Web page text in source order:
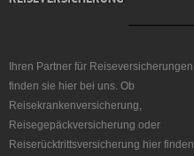
Ihren Partner für Reiseversicherungen
finden sie hier bei uns. Ob
Reisekrankenversicherung,
Reisegepäckversicherung oder
Reiserücktrittsversicherung hier finden